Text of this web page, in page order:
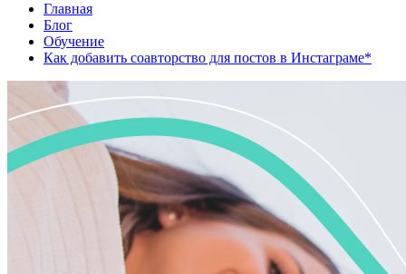
Главная
Блог
Обучение
Как добавить соавторство для постов в Инстаграме*